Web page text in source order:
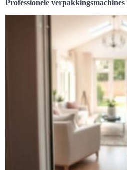
Professionele